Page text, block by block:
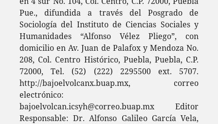
Pue., difundida a través del Posgrado de
Sociología del Instituto de Ciencias Sociales y
Humanidades “Alfonso Vélez Pliego”, con
domicilio en Av. Juan de Palafox y Mendoza No.
208, Col. Centro Histórico, Puebla, Puebla, C.P.
72000, Tel. (52) (222) 2295500 ext. 5707.
http://bajoelvolcanx.buap.mx, correo
electrónico:
bajoelvolcan.icsyh@correo.buap.mx Editor
Responsable: Dr. Alfonso Galileo García Vela,